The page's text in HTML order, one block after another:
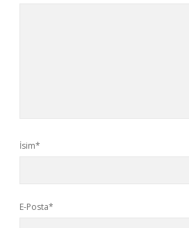
İsim*
E-Posta*